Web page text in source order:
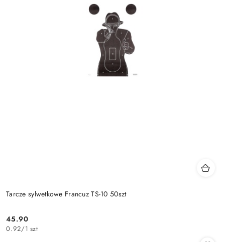
Tarcze sylwetkowe Francuz TS-10 50szt
Cena:
45.90
0.92/1 szt